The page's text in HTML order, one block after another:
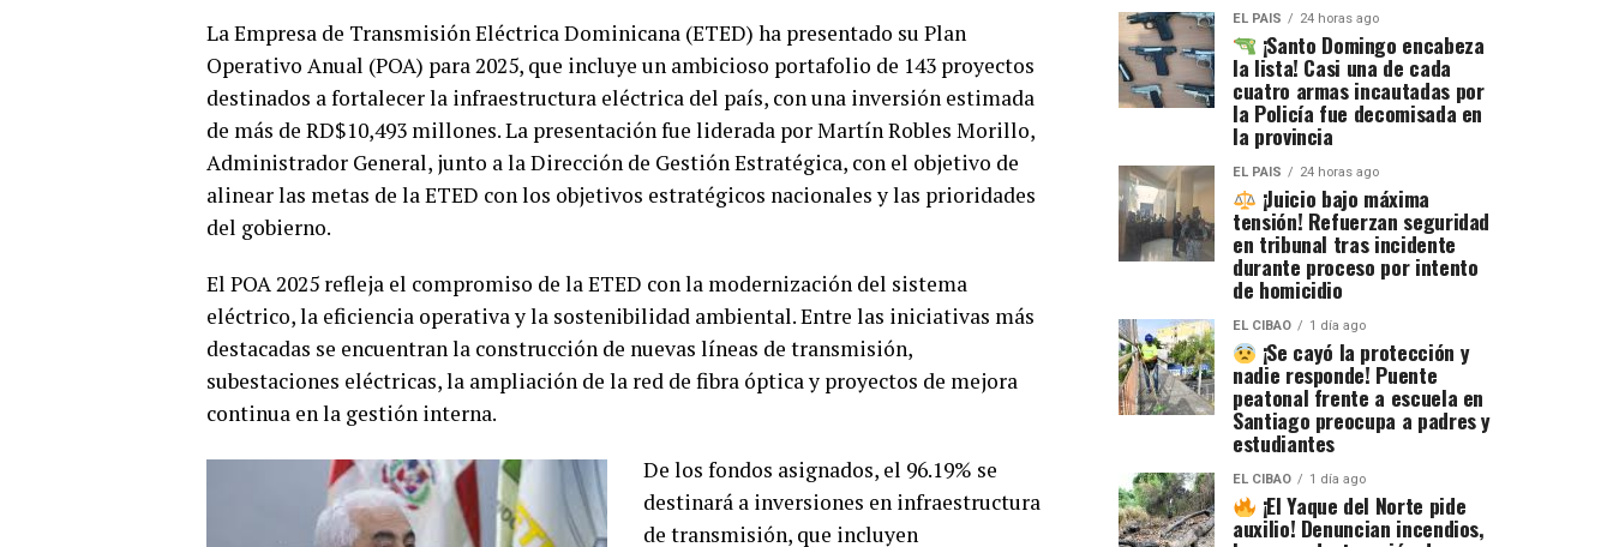
La Empresa de Transmisión Eléctrica Dominicana (ETED) ha presentado su Plan
Operativo Anual (POA) para 2025, que incluye un ambicioso portafolio de 143 proyectos
destinados a fortalecer la infraestructura eléctrica del país, con una inversión estimada
de más de RD$10,493 millones. La presentación fue liderada por Martín Robles Morillo,
Administrador General, junto a la Dirección de Gestión Estratégica, con el objetivo de
alinear las metas de la ETED con los objetivos estratégicos nacionales y las prioridades
del gobierno.
El POA 2025 refleja el compromiso de la ETED con la modernización del sistema
eléctrico, la eficiencia operativa y la sostenibilidad ambiental. Entre las iniciativas más
destacadas se encuentran la construcción de nuevas líneas de transmisión,
subestaciones eléctricas, la ampliación de la red de fibra óptica y proyectos de mejora
continua en la gestión interna.
De los fondos asignados, el 96.19% se
destinará a inversiones en infraestructura
de transmisión, que incluyen
EL PAIS 24 horas ago
¡Santo Domingo encabeza
la lista! Casi una de cada
cuatro armas incautadas por
la Policía fue decomisada en
la provincia
EL PAIS 24 horas ago
¡Juicio bajo máxima
tensión! Refuerzan seguridad
en tribunal tras incidente
durante proceso por intento
de homicidio
EL CIBAO 1 día ago
¡Se cayó la protección y
nadie responde! Puente
peatonal frente a escuela en
Santiago preocupa a padres y
estudiantes
EL CIBAO 1 día ago
¡El Yaque del Norte pide
auxilio! Denuncian incendios,